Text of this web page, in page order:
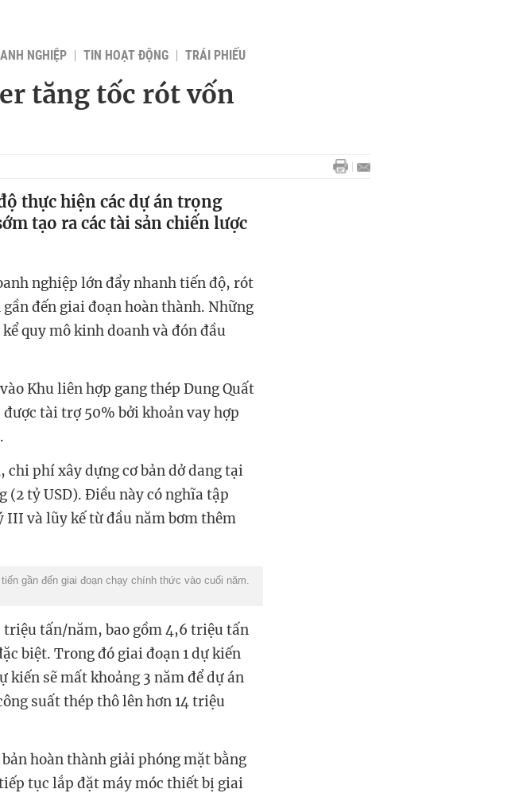
NGHIỆP TIN HOẠT ĐỘNG TRÁI PHIẾU
tăng tốc rót vốn
thực hiện các dự án trọng
tạo ra các tài sản chiến lược
nghiệp lớn đẩy nhanh tiến độ, rót
đến giai đoạn hoàn thành. Những
quy mô kinh doanh và đón đầu
Khu liên hợp gang thép Dung Quất
tài trợ 50% bởi khoản vay hợp
phí xây dựng cơ bản dở dang tại
(2 tỷ USD). Điều này có nghĩa tập
III và lũy kế từ đầu năm bơm thêm
gần đến giai đoạn chạy chính thức vào cuối năm.
triệu tấn/năm, bao gồm 4,6 triệu tấn
biệt. Trong đó giai đoạn 1 dự kiến
kiến sẽ mất khoảng 3 năm để dự án
suất thép thô lên hơn 14 triệu
hoàn thành giải phóng mặt bằng
tục lắp đặt máy móc thiết bị giai